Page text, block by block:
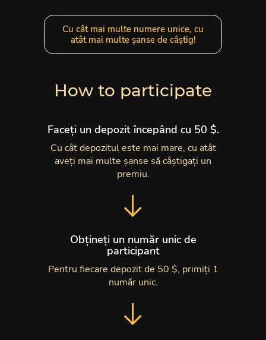
Cu cât mai multe numere unice, cu
atât mai multe șanse de câștig!
How to participate
Faceți un depozit începând cu 50 $.
Cu cât depozitul este mai mare, cu atât
aveți mai multe șanse să câștigați un
premiu.
Obțineți un număr unic de
participant
Pentru fiecare depozit de 50 $, primiți 1
număr unic.